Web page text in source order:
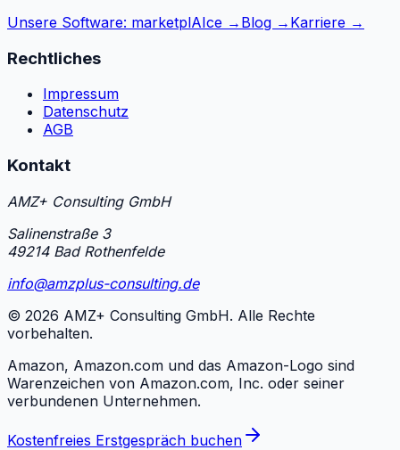
Unsere Software: marketplAIce → Blog → Karriere →
Rechtliches
Impressum
Datenschutz
AGB
Kontakt
AMZ+ Consulting GmbH
Salinenstraße 3
49214 Bad Rothenfelde
info@amzplus-consulting.de
© 2026 AMZ+ Consulting GmbH. Alle Rechte
vorbehalten.
Amazon, Amazon.com und das Amazon-Logo sind
Warenzeichen von Amazon.com, Inc. oder seiner
verbundenen Unternehmen.
Kostenfreies Erstgespräch buchen